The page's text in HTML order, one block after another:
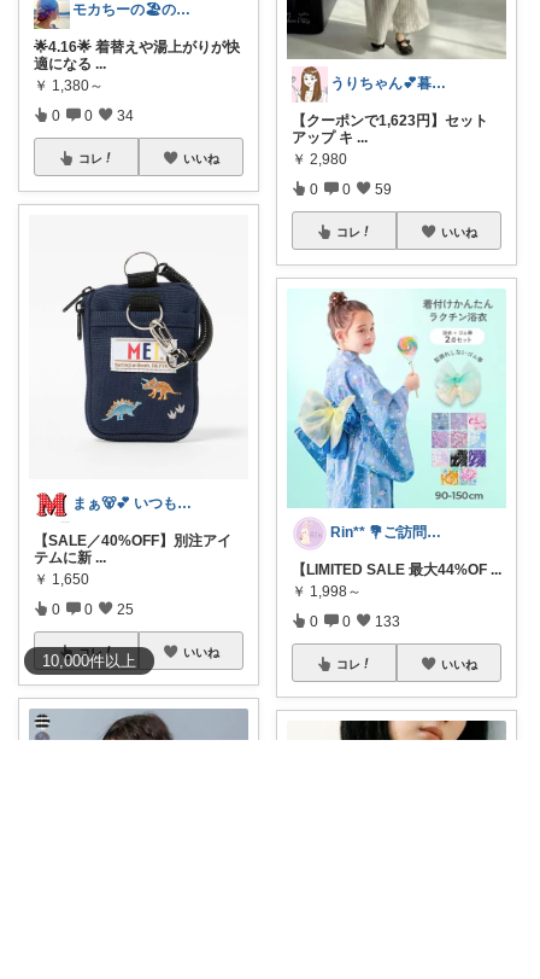
10,000件以上
モカちーの🏖️のんびりライフ🐈✨
🌟4.16🌟 着替えや湯上がりが快
適になる ...
￥ 1,380～
0 0 34
コレ いいね
まぁ🐻💕 いつもありがとう💓
【SALE／40%OFF】別注アイ
テムに新 ...
￥ 1,650
0 0 25
コレ いいね
うりちゃん💕暮らし🏡キッズ👶ママ
【クーポンで1,623円】セット
アップ キ ...
￥ 2,980
0 0 59
コレ いいね
Rin** 💐ご訪問感謝です💐
【LIMITED SALE 最大44%OF ...
￥ 1,998～
0 0 133
コレ いいね